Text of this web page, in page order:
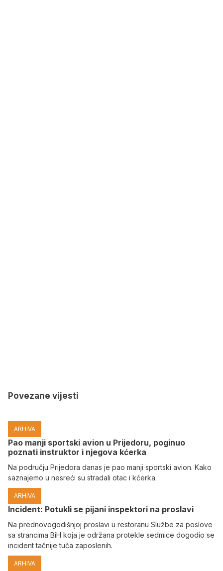
Povezane vijesti
ARHIVA
Pao manji sportski avion u Prijedoru, poginuo
poznati instruktor i njegova kćerka
Na području Prijedora danas je pao manji sportski avion. Kako
saznajemo u nesreći su stradali otac i kćerka.
ARHIVA
Incident: Potukli se pijani inspektori na proslavi
Na prednovogodišnjoj proslavi u restoranu Službe za poslove
sa strancima BiH koja je održana protekle sedmice dogodio se
incident tačnije tuča zaposlenih.
ARHIVA